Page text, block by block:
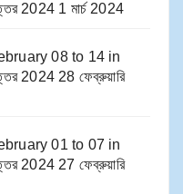
2024 1 মার্চ 2024
08 to 14​ in
2024 28 ফেব্রুয়ারি
01 to 07​ in
2024 27 ফেব্রুয়ারি